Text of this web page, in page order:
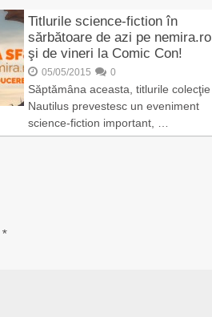
Titlurile science-fiction în
sărbătoare de azi pe nemira.ro
şi de vineri la Comic Con!
05/05/2015 0
Săptămâna aceasta, titlurile colecţie
Nautilus prevestesc un eveniment
science-fiction important, …
*